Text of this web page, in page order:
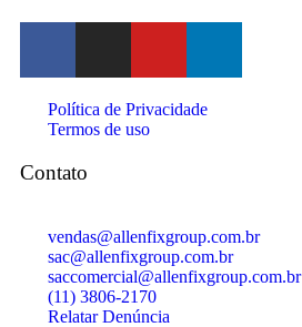
Política de Privacidade
Termos de uso
Contato
vendas@allenfixgroup.com.br
sac@allenfixgroup.com.br
saccomercial@allenfixgroup.com.br
(11) 3806-2170
Relatar Denúncia